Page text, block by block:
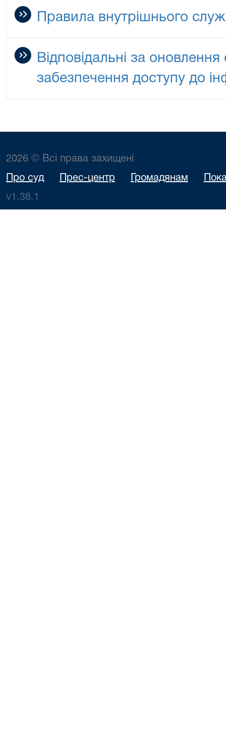
Правила внутрішнього
Відповідальні за оновлення
забезпечення доступу до
2026 © Всі права захищені
Про суд Прес-центр Громадянам
v1.38.1